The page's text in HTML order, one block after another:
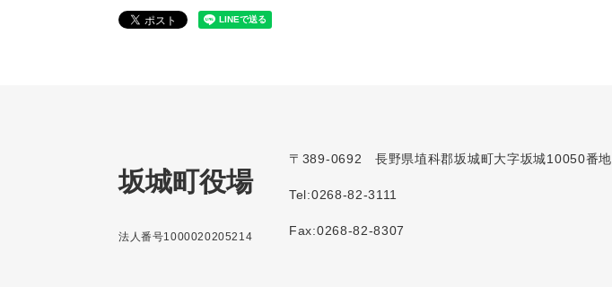
坂城町役場
法人番号1000020205214
〒389-0692 長野県埴科郡坂城町大字坂城10050番地
Tel:0268-82-3111
Fax:0268-82-8307